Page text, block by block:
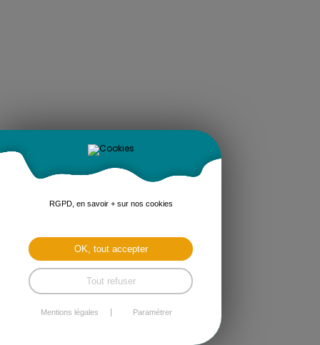
RGPD, en savoir + sur nos cookies
OK, tout accepter
Tout refuser
Mentions légales Paramétrer